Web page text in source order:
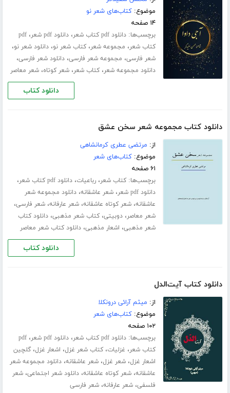
موضوع:کتاب‌های شعر نو
۱۴ صفحه
برچسب‌ها:دانلود pdf کتاب شعر ،دانلود pdf شعر ،pdf
کتاب شعر، مجموعه شعر،کتاب شعر نو،دانلود شعر نو،
شعر فارسی، مجموعه شعر فارسی،دانلود شعر فارسی،
دانلود مجموعه شعر،کتاب شعر،شعر کوتاه،شعر معاصر
دانلود کتاب
دانلود کتاب مجموعه شعر سخن عشق
از: مرتضی عطری کرمانشاهی
موضوع:کتاب‌های شعر
۶۱ صفحه
برچسب‌ها:کتاب شعر،رباعیات،دانلود pdf کتاب شعر ،
دانلود pdf شعر ،شعر عاشقانه،دانلود مجموعه شعر
عاشقانه،شعر کوتاه عاشقانه،شعر عارفانه،شعر فارسی،
شعر معاصر،دوبیتی،کتاب شعر مذهبی،دانلود کتاب
شعر مذهبی، اشعار مذهبی،دانلود کتاب شعر معاصر
دانلود کتاب
دانلود کتاب آیت‌الدل
از: میثم آرائی درونکلا
موضوع:کتاب‌های شعر
۱۰۲ صفحه
برچسب‌ها:دانلود pdf کتاب شعر ،دانلود pdf شعر ،pdf
کتاب شعر، غزلیات،کتاب شعر غزل، اشعار غزل،گلچین
اشعار غزل،شعر غزل،شعر عاشقانه،دانلود مجموعه شعر
عاشقانه،شعر کوتاه عاشقانه،دانلود شعر اجتماعی،شعر
فلسفی،شعر عارفانه،شعر فارسی